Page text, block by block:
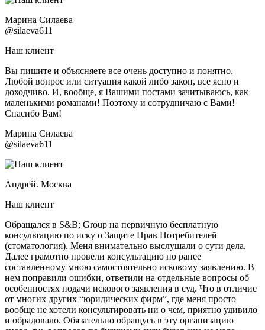
Марина Силаева
@silaeva611
Наш клиент
Вы пишите и объясняете все очень доступно и понятно.
Любой вопрос или ситуация какой либо закон, все ясно и
доходчиво. И, вообще, я Вашими постами зачитываюсь, как
маленькими романами! Поэтому и сотрудничаю с Вами!
Спасибо Вам!
Марина Силаева
@silaeva611
Андрей. Москва
Наш клиент
Обращался в S&B; Group на первичную бесплатную
консультацию по иску о Защите Прав Потребителей
(стоматология). Меня внимательно выслушали о сути дела.
Далее грамотно провели консультацию по ранее
составленному мною самостоятельно исковому заявлению. В
нем поправили ошибки, ответили на отдельные вопросы об
особенностях подачи искового заявления в суд. Что в отличие
от многих других “юридических фирм”, где меня просто
вообще не хотели консультировать ни о чем, приятно удивило
и обрадовало. Обязательно обращусь в эту организацию